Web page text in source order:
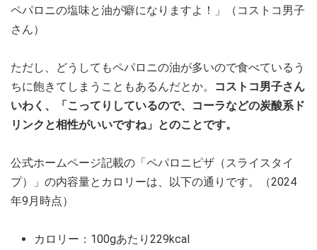
ペパロニの塩味と油が癖になりますよ！」（コストコ男子
さん）
ただし、どうしてもペパロニの油が多いので食べているう
ちに飽きてしまうこともあるんだとか。
コストコ男子さん
いわく、「こってりしているので、コーラなどの炭酸系ド
リンクと相性がいいですね」とのことです。
公式ホームページ記載の「ペパロニピザ（スライスタイ
プ）」の内容量とカロリーは、以下の通りです。（2024
年9月時点）
カロリー：100gあたり229kcal